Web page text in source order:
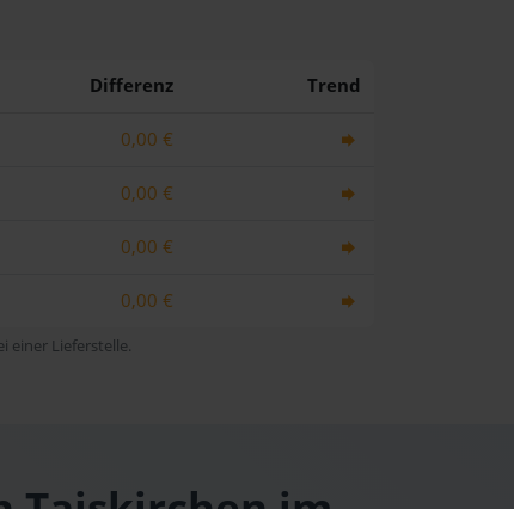
Differenz Trend
0,00 €
0,00 €
0,00 €
0,00 €
einer Lieferstelle.